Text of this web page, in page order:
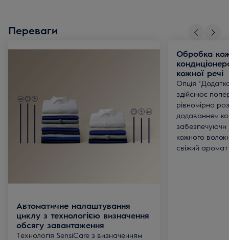
Переваги
Автоматичне налаштування
циклу з технологією визначення
обсягу завантаження
Технологія SensiCare з визначенням
Обробка
кожної речі
Опція
здійснює
рівномірно
додаванням
кожного
свіжий